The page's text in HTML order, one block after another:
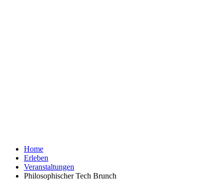
Home
Erleben
Veranstaltungen
Philosophischer Tech Brunch